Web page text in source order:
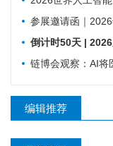
参展邀请函｜2026年8月
倒计时50天 | 2026广州
链博会观察：AI将
编辑推荐